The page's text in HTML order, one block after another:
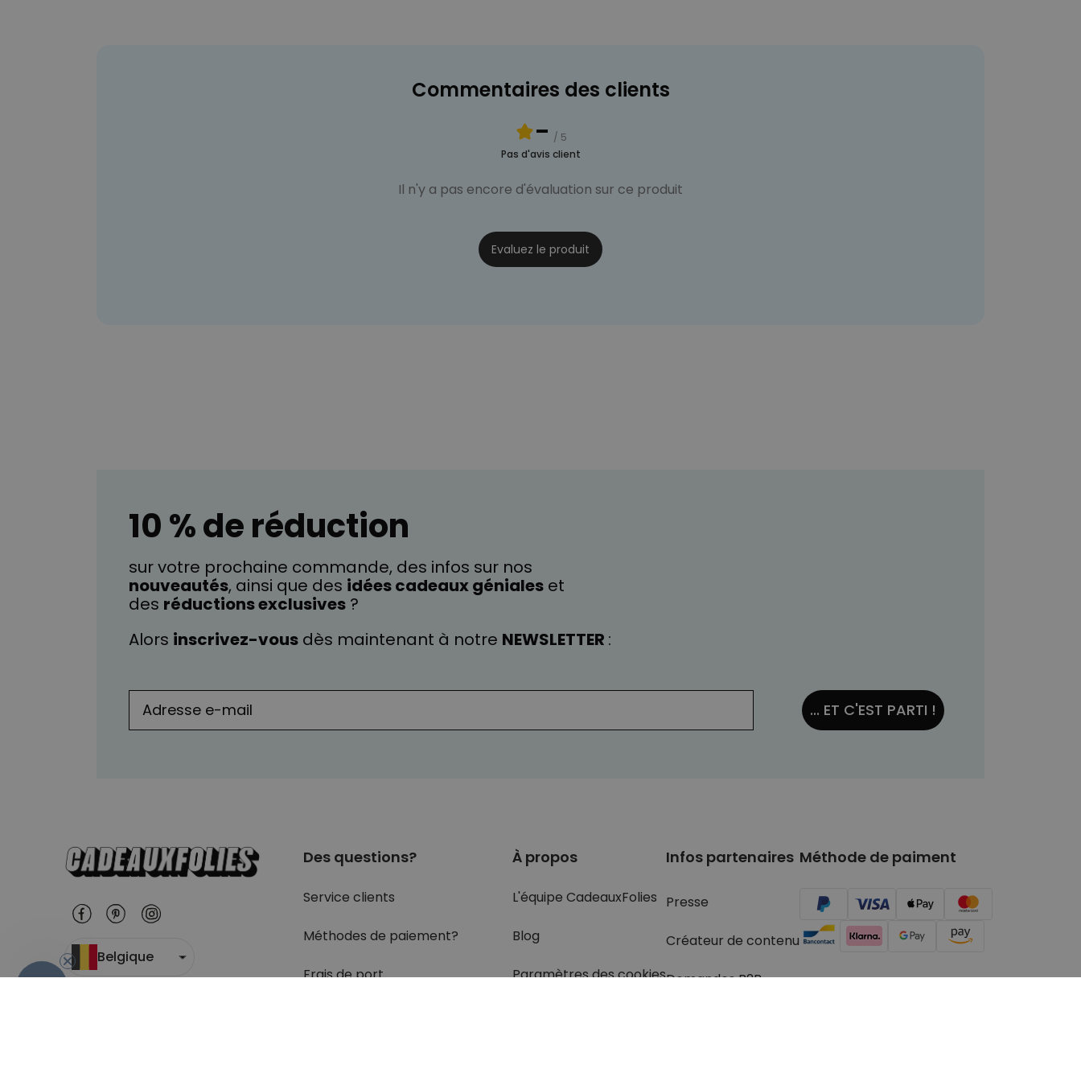
Commentaires des clients
- / 5
Pas d'avis client
Il n'y a pas encore d'évaluation sur ce produit
Evaluez le produit
10 % de réduction
sur votre prochaine commande, des infos sur nos
nouveautés, ainsi que des idées cadeaux géniales et
des réductions exclusives ?
Alors inscrivez-vous dès maintenant à notre NEWSLETTER :
... ET C'EST PARTI !
Belgique
Des questions?
Service clients
Méthodes de paiement?
Frais de port
À propos
L'équipe CadeauxFolies
Blog
Paramètres des cookies
Infos partenaires
Presse
Créateur de contenu
Demandes B2B
Méthode de paiment